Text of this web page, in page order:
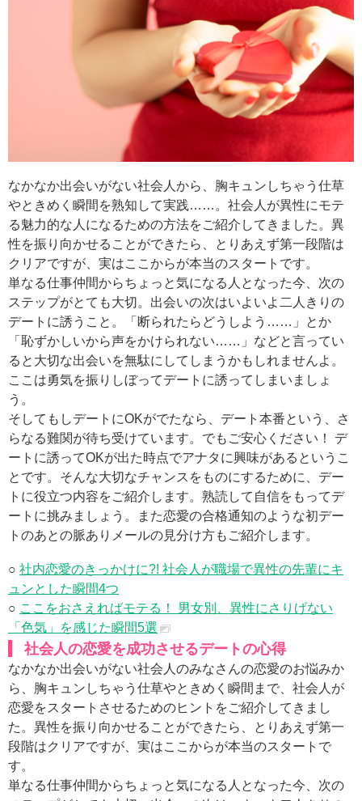
なかなか出会いがない社会人から、胸キュンしちゃう仕草
やときめく瞬間を熟知して実践……。社会人が異性にモテ
る魅力的な人になるための方法をご紹介してきました。異
性を振り向かせることができたら、とりあえず第一段階は
クリアですが、実はここからが本当のスタートです。
単なる仕事仲間からちょっと気になる人となった今、次の
ステップがとても大切。出会いの次はいよいよ二人きりの
デートに誘うこと。「断られたらどうしよう……」とか
「恥ずかしいから声をかけられない……」などと言ってい
ると大切な出会いを無駄にしてしまうかもしれませんよ。
ここは勇気を振りしぼってデートに誘ってしまいましょ
う。
そしてもしデートにOKがでたなら、デート本番という、さ
らなる難関が待ち受けています。でもご安心ください！ デ
ートに誘ってOKが出た時点でアナタに興味があるというこ
とです。そんな大切なチャンスをものにするために、デー
トに役立つ内容をご紹介します。熟読して自信をもってデ
ートに挑みましょう。また恋愛の合格通知のような初デー
トのあとの脈ありメールの見分け方もご紹介します。
○ 社内恋愛のきっかけに?! 社会人が職場で異性の先輩にキ
ュンとした瞬間4つ
○ ここをおさえればモテる！ 男女別、異性にさりげない
「色気」を感じた瞬間5選
社会人の恋愛を成功させるデートの心得
なかなか出会いがない社会人のみなさんの恋愛のお悩みか
ら、胸キュンしちゃう仕草やときめく瞬間まで、社会人が
恋愛をスタートさせるためのヒントをご紹介してきまし
た。異性を振り向かせることができたら、とりあえず第一
段階はクリアですが、実はここからが本当のスタートで
す。
単なる仕事仲間からちょっと気になる人となった今、次の